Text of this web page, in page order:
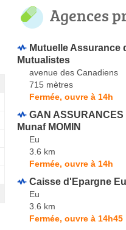
Agences
Mutuelle Assurance
Mutualistes
avenue des Canadiens
715 mètres
Fermée, ouvre à 14h
GAN
Munaf MOMIN
Eu
3.6 km
Fermée, ouvre à 14h
Caisse d'Epargne Eu
Eu
3.6 km
Fermée, ouvre à 14h45